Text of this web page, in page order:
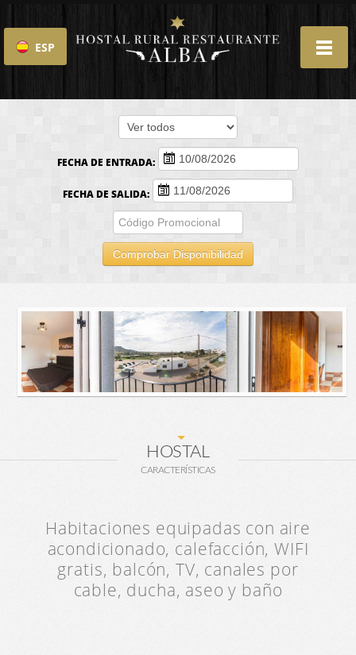
ESP
FECHA DE ENTRADA:
FECHA DE SALIDA:
Comprobar Disponibilidad
HOSTAL
CARACTERÍSTICAS
Habitaciones equipadas con aire
acondicionado, calefacción, WIFI
gratis, balcón, TV, canales por
cable, ducha, aseo y baño